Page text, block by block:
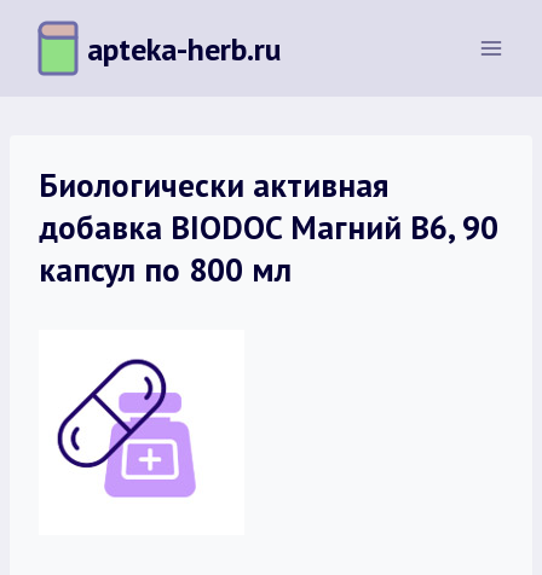
Перейти
содержимому
apteka-herb.ru
Биологически активная
добавка BIODOC Магний В6, 90
капсул по 800 мл